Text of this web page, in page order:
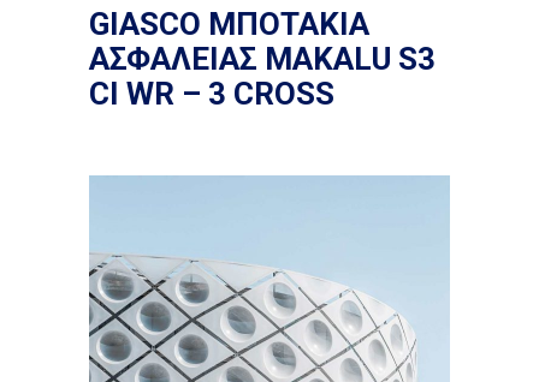
GIASCO ΜΠΟΤΑΚΙΑ
ΑΣΦΑΛΕΙΑΣ MAKALU S3
CI WR – 3 CROSS